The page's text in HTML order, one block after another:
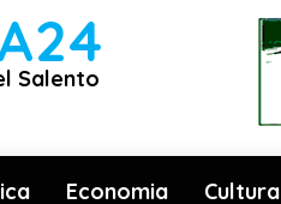
Salento
Economia Cultura